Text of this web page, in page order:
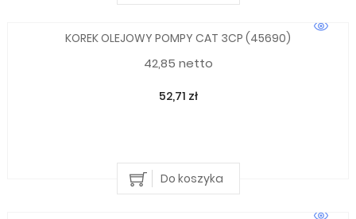
KOREK OLEJOWY POMPY CAT 3CP (45690)
42,85 netto
52,71 zł
Do koszyka